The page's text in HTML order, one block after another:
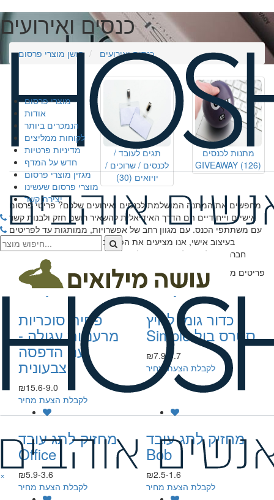
מוצרי פרסום
אודות
הנמכרים ביותר
לקוחות ממליצים
מדיניות פרטיות
חדש על המדף
מגזין מוצרי פרסום
מוצרי פרסום שעשינו
יצירת קשר
×
כנסים ואירועים
חושן מוצרי פרסום כנסים ואירועים
מתנות לכנסים
GIVEAWAY (126)
תגים לעובד /
לכנסים / שרוכים /
יויואים (30)
מחפשים את המתנה המושלמת לכנסים ואירועים שלכם? פריטי פרסום
אישיים וייחודיים הם הדרך האידיאלית להשאיר רושם חזק ולבנות קשר
עם משתתפי הכנס. עם מגוון רחב של אפשרויות, ממותגות עד לפריטים
בעיצוב אישי, אנו מציעים את הפתרונות המושלמים להבליט את
חברתכם ולגרום למשתתפים לזכור את האירוע שלכם לאורך זמן רב
28 פריטים מתאימים
כדור גומי לחיץ
Simple סטרס בול
₪7.9-5.7
לקבלת הצעת מחיר
פחית סוכריות
מרעננות עגולה -
עם הדפסה
צבעונית
₪15.6-9.0
לקבלת הצעת מחיר
מחזיק לתג עובד
Bob
₪2.5-1.6
לקבלת הצעת מחיר
מחזיק לתג עובד
Office
₪5.9-3.6
לקבלת הצעת מחיר